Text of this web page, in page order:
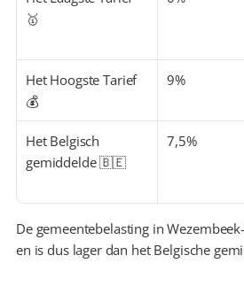
🥇
Het Hoogste Tarief
💰
9%
Het Belgisch
gemiddelde 🇧🇪
7,5%
De gemeentebelasting in
en is dus lager dan het Belgische